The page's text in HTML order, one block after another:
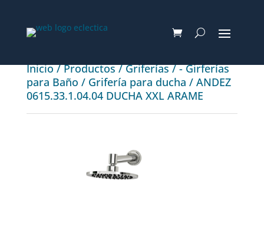
Inicio/Productos/Griferías/- Girferías
para Baño / Grifería para ducha / ANDEZ
0615.33.1.04.04 DUCHA XXL ARAME